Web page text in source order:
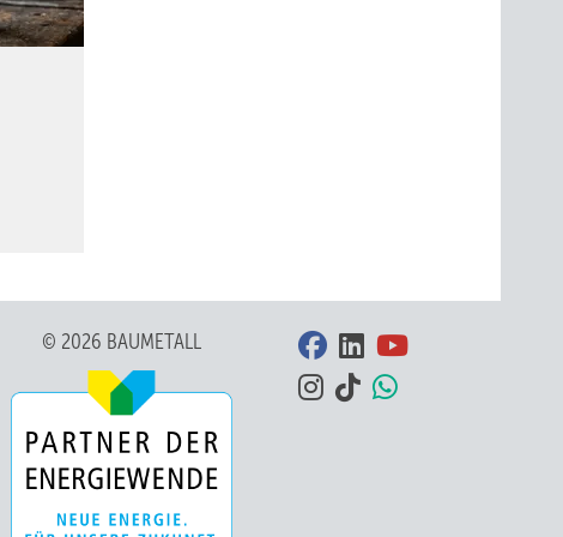
Blick ins Ausstellungsgebäude
© 2026 BAUMETALL